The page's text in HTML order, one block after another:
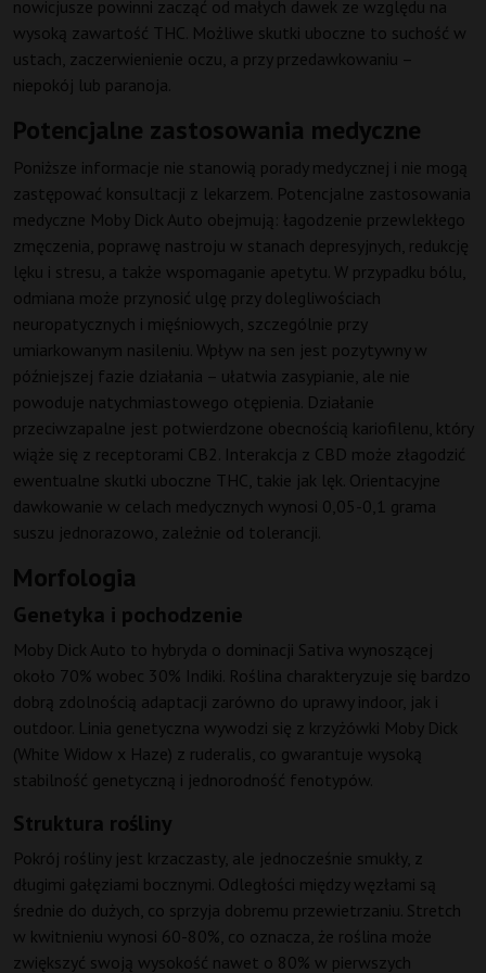
nowicjusze powinni zacząć od małych dawek ze względu na
wysoką zawartość THC. Możliwe skutki uboczne to suchość w
ustach, zaczerwienienie oczu, a przy przedawkowaniu –
niepokój lub paranoja.
Potencjalne zastosowania medyczne
Poniższe informacje nie stanowią porady medycznej i nie mogą
zastępować konsultacji z lekarzem. Potencjalne zastosowania
medyczne Moby Dick Auto obejmują: łagodzenie przewlekłego
zmęczenia, poprawę nastroju w stanach depresyjnych, redukcję
lęku i stresu, a także wspomaganie apetytu. W przypadku bólu,
odmiana może przynosić ulgę przy dolegliwościach
neuropatycznych i mięśniowych, szczególnie przy
umiarkowanym nasileniu. Wpływ na sen jest pozytywny w
późniejszej fazie działania – ułatwia zasypianie, ale nie
powoduje natychmiastowego otępienia. Działanie
przeciwzapalne jest potwierdzone obecnością kariofilenu, który
wiąże się z receptorami CB2. Interakcja z CBD może złagodzić
ewentualne skutki uboczne THC, takie jak lęk. Orientacyjne
dawkowanie w celach medycznych wynosi 0,05-0,1 grama
suszu jednorazowo, zależnie od tolerancji.
Morfologia
Genetyka i pochodzenie
Moby Dick Auto to hybryda o dominacji Sativa wynoszącej
około 70% wobec 30% Indiki. Roślina charakteryzuje się bardzo
dobrą zdolnością adaptacji zarówno do uprawy indoor, jak i
outdoor. Linia genetyczna wywodzi się z krzyżówki Moby Dick
(White Widow x Haze) z ruderalis, co gwarantuje wysoką
stabilność genetyczną i jednorodność fenotypów.
Struktura rośliny
Pokrój rośliny jest krzaczasty, ale jednocześnie smukły, z
długimi gałęziami bocznymi. Odległości między węzłami są
średnie do dużych, co sprzyja dobremu przewietrzaniu. Stretch
w kwitnieniu wynosi 60-80%, co oznacza, że roślina może
zwiększyć swoją wysokość nawet o 80% w pierwszych